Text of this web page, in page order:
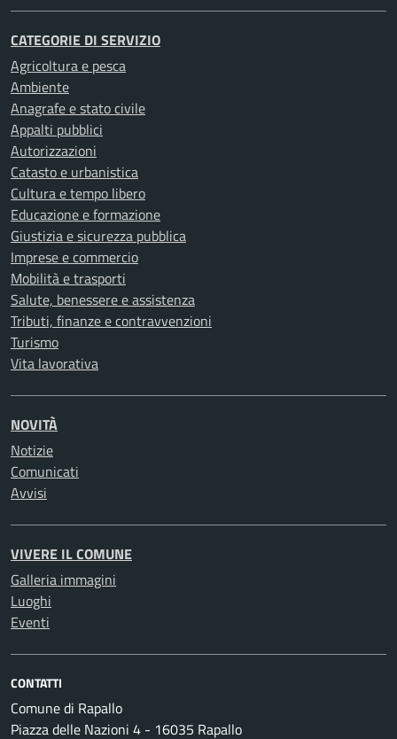
CATEGORIE DI SERVIZIO
Agricoltura e pesca
Ambiente
Anagrafe e stato civile
Appalti pubblici
Autorizzazioni
Catasto e urbanistica
Cultura e tempo libero
Educazione e formazione
Giustizia e sicurezza pubblica
Imprese e commercio
Mobilità e trasporti
Salute, benessere e assistenza
Tributi, finanze e contravvenzioni
Turismo
Vita lavorativa
NOVITÀ
Notizie
Comunicati
Avvisi
VIVERE IL COMUNE
Galleria immagini
Luoghi
Eventi
CONTATTI
Comune di Rapallo
Piazza delle Nazioni 4 - 16035 Rapallo